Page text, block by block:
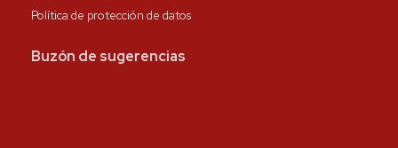
Política de protección de datos
Buzón de sugerencias